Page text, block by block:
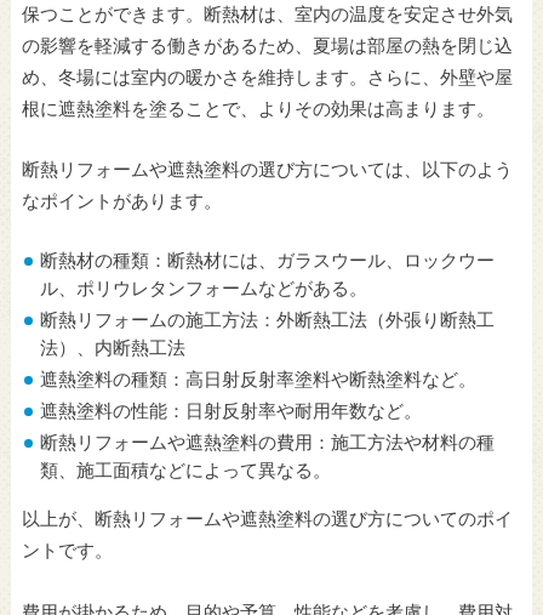
保つことができます。断熱材は、室内の温度を安定させ外気
の影響を軽減する働きがあるため、夏場は部屋の熱を閉じ込
め、冬場には室内の暖かさを維持します。さらに、外壁や屋
根に遮熱塗料を塗ることで、よりその効果は高まります。
断熱リフォームや遮熱塗料の選び方については、以下のよう
なポイントがあります。
断熱材の種類：断熱材には、ガラスウール、ロックウー
ル、ポリウレタンフォームなどがある。
断熱リフォームの施工方法：外断熱工法（外張り断熱工
法）、内断熱工法
遮熱塗料の種類：高日射反射率塗料や断熱塗料など。
遮熱塗料の性能：日射反射率や耐用年数など。
断熱リフォームや遮熱塗料の費用：施工方法や材料の種
類、施工面積などによって異なる。
以上が、断熱リフォームや遮熱塗料の選び方についてのポイ
ントです。